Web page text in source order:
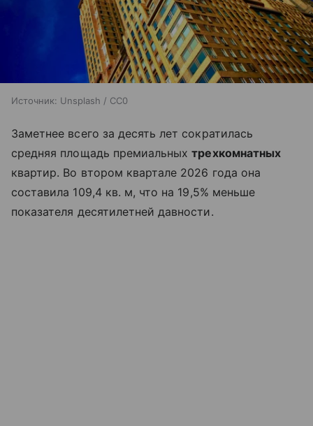
Источник: Unsplash / CC0
Заметнее всего за десять лет сократилась
средняя площадь премиальныхтрехкомнатных
квартир. Во втором квартале 2026 года она
составила 109,4 кв. м, что на 19,5% меньше
показателя десятилетней давности.